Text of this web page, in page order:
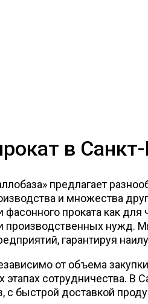
в
предлагает
и множества
фасонного проката как
производственных нужд.
гарантируя
от объема
этапах сотрудничества. В
с быстрой доставкой